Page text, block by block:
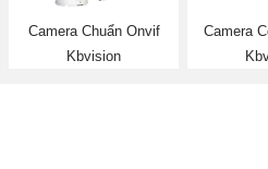
Camera Chuẩn Onvif
Kbvision
Camera